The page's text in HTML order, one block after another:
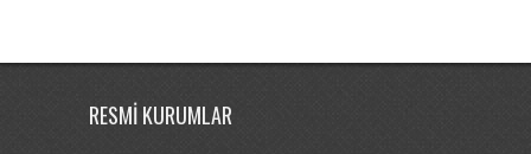
RESMİ KURUMLAR